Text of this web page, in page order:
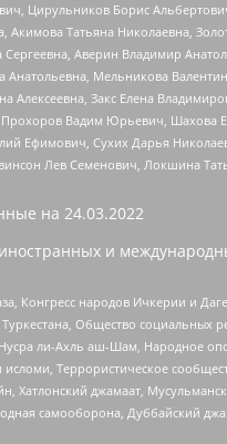
Цирульников Борис
Татьяна Николаевна,
Аверин Владимир
Мельникова
Алексеевна, Закс Елена
Вадим Юрьевич, Шахова
Ефимович, Сухих Дарья
Лев Семенович, Локшина
на 24.03.2022
и
народов Ичкерии и
Общество
ли-Ахль аш-Шам, Народное
Террористическое
Хатлонский джамаат,
самооборона, Дуббайский